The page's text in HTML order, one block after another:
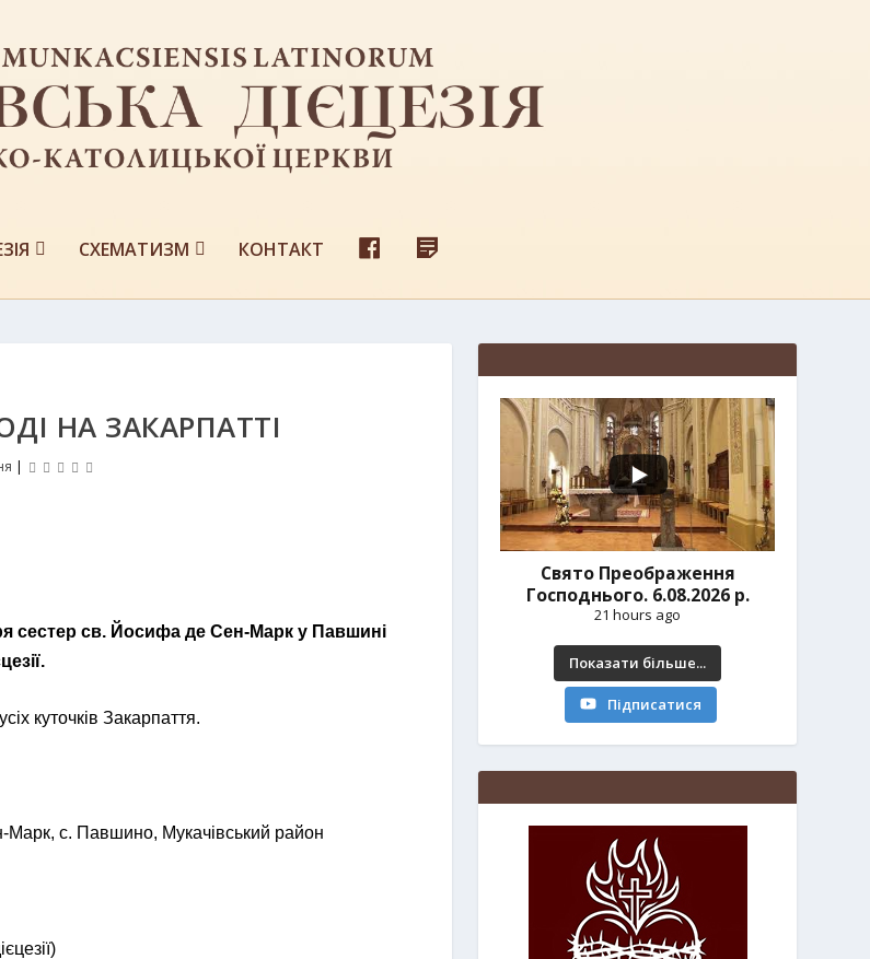
СХЕМАТИЗМ КОНТАКТ
E
Д
С
НА ЗАКАРПАТТІ
|
сестер св. Йосифа де Сен-Марк у Павшині
куточків Закарпаття.
с. Павшино, Мукачівський район
Свято Преображення
Господнього. 6.08.2026 р.
21 hours ago
Показати більше...
Підписатися